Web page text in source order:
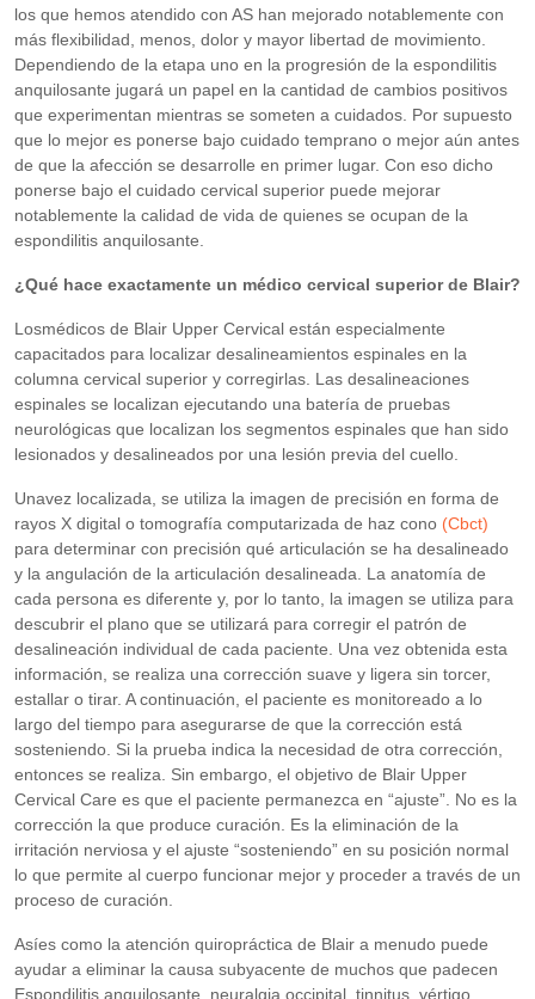
los que hemos atendido con AS han mejorado notablemente con
más flexibilidad, menos, dolor y mayor libertad de movimiento.
Dependiendo de la etapa uno en la progresión de la espondilitis
anquilosante jugará un papel en la cantidad de cambios positivos
que experimentan mientras se someten a cuidados. Por supuesto
que lo mejor es ponerse bajo cuidado temprano o mejor aún antes
de que la afección se desarrolle en primer lugar. Con eso dicho
ponerse bajo el cuidado cervical superior puede mejorar
notablemente la calidad de vida de quienes se ocupan de la
espondilitis anquilosante.
¿Qué hace exactamente un médico cervical superior de Blair?
Losmédicos de Blair Upper Cervical están especialmente
capacitados para localizar desalineamientos espinales en la
columna cervical superior y corregirlas. Las desalineaciones
espinales se localizan ejecutando una batería de pruebas
neurológicas que localizan los segmentos espinales que han sido
lesionados y desalineados por una lesión previa del cuello.
Unavez localizada, se utiliza la imagen de precisión en forma de
rayos X digital o tomografía computarizada de haz cono (Cbct)
para determinar con precisión qué articulación se ha desalineado
y la angulación de la articulación desalineada. La anatomía de
cada persona es diferente y, por lo tanto, la imagen se utiliza para
descubrir el plano que se utilizará para corregir el patrón de
desalineación individual de cada paciente. Una vez obtenida esta
información, se realiza una corrección suave y ligera sin torcer,
estallar o tirar. A continuación, el paciente es monitoreado a lo
largo del tiempo para asegurarse de que la corrección está
sosteniendo. Si la prueba indica la necesidad de otra corrección,
entonces se realiza. Sin embargo, el objetivo de Blair Upper
Cervical Care es que el paciente permanezca en “ajuste”. No es la
corrección la que produce curación. Es la eliminación de la
irritación nerviosa y el ajuste “sosteniendo” en su posición normal
lo que permite al cuerpo funcionar mejor y proceder a través de un
proceso de curación.
Asíes como la atención quiropráctica de Blair a menudo puede
ayudar a eliminar la causa subyacente de muchos que padecen
Espondilitis anquilosante, neuralgia occipital, tinnitus, vértigo,